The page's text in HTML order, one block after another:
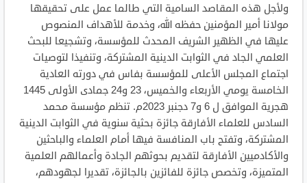
ولأجل هذه المقاصد السامية التي طالما عمل على تحقيقها
مولانا أمير المؤمنين حفظه الله، وخدمة للأهداف المنصوص
عليها في الظهير الشريف المحدث للمؤسسة، وتشجيعا للبحث
العلمي الجاد في الثوابت الدينية المشتركة، وتنفيذا لتوصيات
اجتماع المجلس الأعلى للمؤسسة بفاس في دورته العادية
الخامسة يومي الأربعاء والخميس، 23 و24 جمادى الأولى 1445
هجرية الموافق ل 6 و7 دجنبر 2023م. تنظم مؤسسة محمد
السادس للعلماء الأفارقة جائزة بحثية سنوية في الثوابت الدينية
المشتركة، وتفتح باب المنافسة فيها أمام العلماء والباحثين
والأكادميين الأفارقة لتقديم بحوثهم الجادة وأعمالهم العلمية
المتميزة، وتخصص جائزة للفائزين بالجائزة، تقديرا لجهودهم،